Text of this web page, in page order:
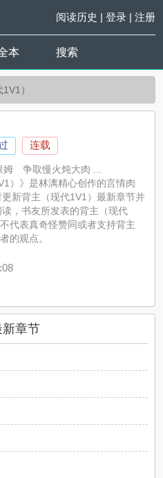
阅读历史 | 登录| 注册
本 搜索
）
连载
姆 争取慢火炖大肉 ...
）》是林漓精心创作的言情肉
新背主（现代1V1）最新章节并
读，书友所发表的背主（现代
代表真奇怪赞同或者支持背主
的观点。
新章节